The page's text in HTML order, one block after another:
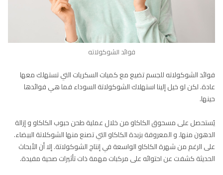
فوائد الشوكولاته
فوائد الشوكولاته للجسم تضيع مع كميات السكريات التي تستهلك معها
عادة. لكن لو خيل إلينا استهلاك الشوكولاتة السوداء فما هي فوائدها
حينها.
يُستحصل على مسحوق الكاكاو من خلال عملية طحن حبوب الكاكاو و إزالة
الدهون منها. و المعروفة بزبدة الكاكاو التي تصنع منها الشوكلاتة البيضاء.
على الرغم من شهرة الكاكاو الواسعة في إنتاج الشوكولاتة. إلا أن الأبحاث
الحديثة كشفت عن احتوائه على مركبات مهمة ذات تأثيرات صحية مفيدة.